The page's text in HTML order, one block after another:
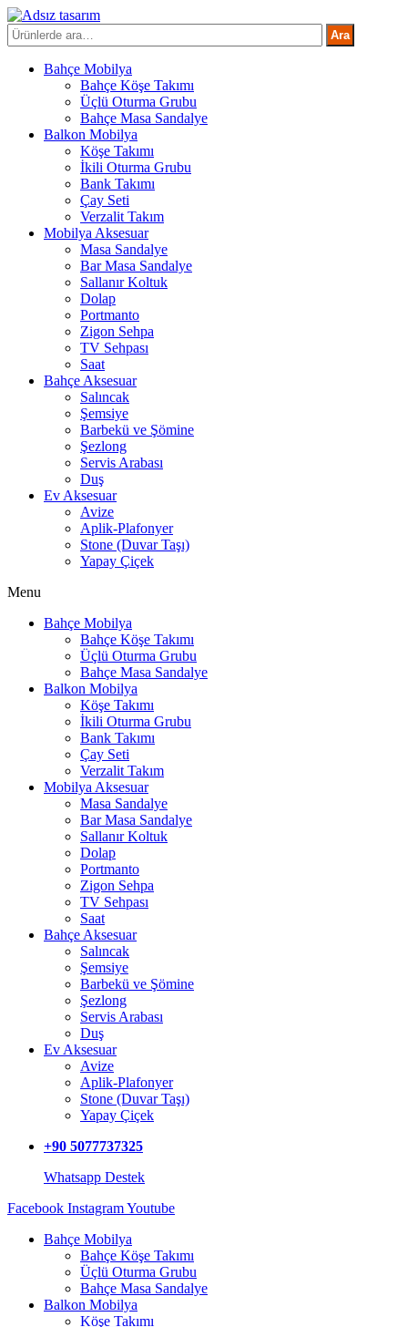
İçeriğe
atla
Ara: Ara
Bahçe Mobilya
Bahçe Köşe Takımı
Üçlü Oturma Grubu
Bahçe Masa Sandalye
Balkon Mobilya
Köşe Takımı
İkili Oturma Grubu
Bank Takımı
Çay Seti
Verzalit Takım
Mobilya Aksesuar
Masa Sandalye
Bar Masa Sandalye
Sallanır Koltuk
Dolap
Portmanto
Zigon Sehpa
TV Sehpası
Saat
Bahçe Aksesuar
Salıncak
Şemsiye
Barbekü ve Şömine
Şezlong
Servis Arabası
Duş
Ev Aksesuar
Avize
Aplik-Plafonyer
Stone (Duvar Taşı)
Yapay Çiçek
Menu
Bahçe Mobilya
Bahçe Köşe Takımı
Üçlü Oturma Grubu
Bahçe Masa Sandalye
Balkon Mobilya
Köşe Takımı
İkili Oturma Grubu
Bank Takımı
Çay Seti
Verzalit Takım
Mobilya Aksesuar
Masa Sandalye
Bar Masa Sandalye
Sallanır Koltuk
Dolap
Portmanto
Zigon Sehpa
TV Sehpası
Saat
Bahçe Aksesuar
Salıncak
Şemsiye
Barbekü ve Şömine
Şezlong
Servis Arabası
Duş
Ev Aksesuar
Avize
Aplik-Plafonyer
Stone (Duvar Taşı)
Yapay Çiçek
+90 5077737325
Whatsapp Destek
Facebook InstagramYoutube
Bahçe Mobilya
Bahçe Köşe Takımı
Üçlü Oturma Grubu
Bahçe Masa Sandalye
Balkon Mobilya
Köşe Takımı